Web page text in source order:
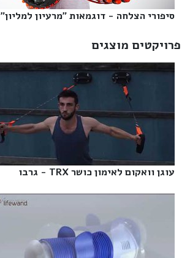
סיפורי הצלחה - דוגמאות "מרעיון למליון"‎
פרויקטים מוצגים
עוגן וואקום לאימון כושר TRX - גרבו‎